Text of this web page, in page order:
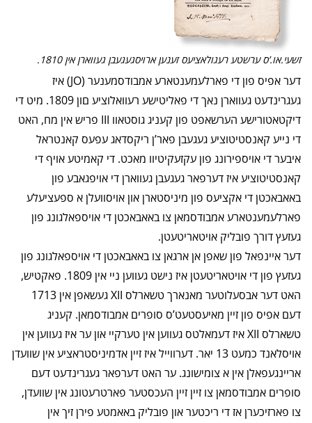
זשעי.או.’ס ערשטע רעגולאציעס זענען ארויסגעגעבן געווארן אין 1810.
דער אפיס פון די פארלעמענטארע אמבודסמענער (JO) איז
געגרינדעט געווארן נאך די פאליטישע רעוואלוציע םון 1809. מיט די
דיקטאטורישע הערשאפט פון קעניג גוסטאוו III פריש אין מח, האט
די נייע קאנסטיטוציע געגעבן פאר’ן ריקסדאג עפעס קאנטראל
איבער די אויספירונג פון עקזעקיטיוו מאכט. די קאמיטע אויף די
קאנסטיטוציע איז דערפאר געגעבן געווארן די אויפגאבע פון
באאבאכטן די אקציעס פון מיניסטארן און אויסוועלן א ספעציעלע
פארלעמענטארע אמבודסמאן צו באאבאכטן די אויספאלגונג פון
געזעץ דורך פובליק אויטאריטעטן.
דער איינפאל פון שאפן אן ארגאן צו באאבאכטן די אויספאלגונג פון
געזעץ פון די אויטאריטעטן איז נישט געווען ניי אין 1809. פאקטיש,
האט דער אבסעלוטער מאנארך טשארלס XII געשאפן אין 1713
דעם אפיס פון זיין מאיעסטעט’ס סופרים אמבודסמאן. קעניג
טשארלס XII איז דעמאלטס געווען אין טערקיי און ער איז געווען אין
אויסלאנד כמעט 13 יאר. דערווייל איז זיין אדמיניסטראציע אין שוועדן
אריינגעפאלן אין א צומישונג. ער האט דערפאר געגרינדעט דעם
סופרים אמבודסמאן צו זיין זיין העכסטער פארטרעטונג אין שוועדן,
צו פארזיכערן אז די ריכטער און פובליק באאמטע פירן זיך אין